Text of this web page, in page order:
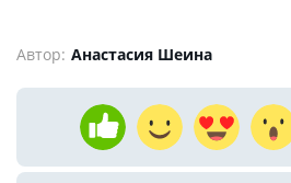
Автор: Анастасия Шеина